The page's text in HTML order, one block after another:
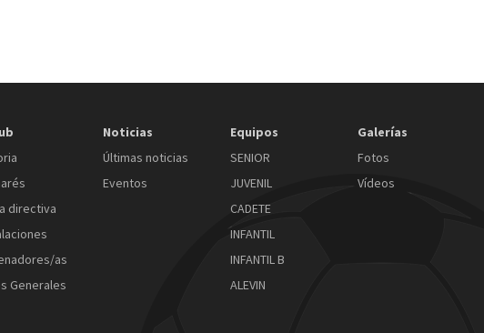
directiva
as
Generales
Noticias
Últimas noticias
Eventos
Equipos
SENIOR
JUVENIL
CADETE
INFANTIL
INFANTIL B
ALEVIN
Galerías
Fotos
Vídeos